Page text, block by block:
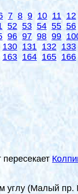
7 8 9 10 11 12
52 53 54 55 56
96 97 98 99
130 131 132 133
163 164 165 166
углу (Малый пр.